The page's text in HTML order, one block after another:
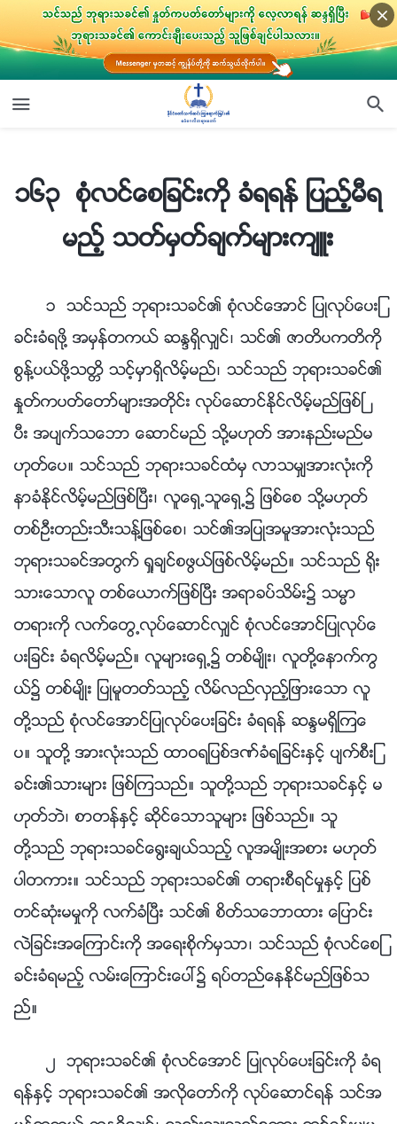
၁၆၃ စုံလင္ေစျခင္းကို ခံရရန္ ျပည့္မီရမည့္ သတ္မွတ္ခ်က္မ်ားက်ဴး
၁၆၃ စုံလင္ေစျခင္းကို ခံရရန္ ျပည့္မီရ
မည့္ သတ္မွတ္ခ်က္မ်ားက်ဴး
၁ သင္သည္ ဘုရားသခင္၏ စုံလင္ေအာင္ ျပဳလုပ္ေပးျ
ခင္းခံရဖို႔ အမွန္တကယ္ ဆႏၵရွိလွ်င္၊ သင္၏ ဇာတိပကတိကို
စြန႔္ပယ္ဖို႔သတၱိ သင့္မွာရွိလိမ့္မည္၊ သင္သည္ ဘုရားသခင္၏
ႏႈတ္ကပတ္ေတာ္မ်ားအတိုင္း လုပ္ေဆာင္ႏိုင္လိမ့္မည္ျဖစ္ၿ
ပီး အပ်က္သေဘာ ေဆာင္မည္ သို႔မဟုတ္ အားနည္းမည္မ
ဟုတ္ေပ။ သင္သည္ ဘုရားသခင္ထံမွ လာသမွ်အားလုံးကို
နာခံႏိုင္လိမ့္မည္ျဖစ္ၿပီး၊ လူေရွ႕သူေရွ႕၌ ျဖစ္ေစ သို႔မဟုတ္
တစ္ဦးတည္းသီးသန္႔ျဖစ္ေစ၊ သင္၏အျပဳအမူအားလုံးသည္
ဘုရားသခင္အတြက္ ရႈခ်င္စဖြယ္ျဖစ္လိမ့္မည္။ သင္သည္ ႐ိုး
သားေသာလူ တစ္ေယာက္ျဖစ္ၿပီး အရာခပ္သိမ္း၌ သမၼာ
တရားကို လက္ေတြ႕လုပ္ေဆာင္လွ်င္ စုံလင္ေအာင္ျပဳလုပ္ေ
ပးျခင္း ခံရလိမ့္မည္။ လူမ်ားေရွ႕၌ တစ္မ်ိဳး၊ လူတို႔ေနာက္ကြ
ယ္၌ တစ္မ်ိဳး ျပဳမူတတ္သည့္ လိမ္လည္လွည့္ျဖားေသာ လူ
တို႔သည္ စုံလင္ေအာင္ျပဳလုပ္ေပးျခင္း ခံရရန္ ဆႏၵမရွိၾကေ
ပ။ သူတို႔ အားလုံးသည္ ထာဝရျပစ္ဒဏ္ခံရျခင္းႏွင့္ ပ်က္စီးျ
ခင္း၏သားမ်ား ျဖစ္ၾကသည္။ သူတို႔သည္ ဘုရားသခင္ႏွင့္ မ
ဟုတ္ဘဲ၊ စာတန္ႏွင့္ ဆိုင္ေသာသူမ်ား ျဖစ္သည္။ သူ
တို႔သည္ ဘုရားသခင္ေ႐ြးခ်ယ္သည့္ လူအမ်ိဳးအစား မဟုတ္
ပါတကား။ သင္သည္ ဘုရားသခင္၏ တရားစီရင္မႈႏွင့္ ျပစ္
တင္ဆုံးမမႈကို လက္ခံၿပီး သင္၏ စိတ္သေဘာထား ေျပာင္း
လဲျခင္းအေၾကာင္းကို အေရးစိုက္မွသာ၊ သင္သည္ စုံလင္ေစျ
ခင္းခံရမည့္ လမ္းေၾကာင္းေပၚ၌ ရပ္တည္ေနႏိုင္မည္ျဖစ္သ
ည္။
၂ ဘုရားသခင္၏ စုံလင္ေအာင္ ျပဳလုပ္ေပးျခင္းကို ခံရ
ရန္ႏွင့္ ဘုရားသခင္၏ အလိုေတာ္ကို လုပ္ေဆာင္ရန္ သင္အ